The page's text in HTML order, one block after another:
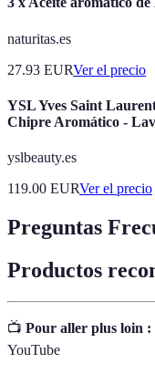
naturitas.es
27.93 EURVer el precio
YSL Yves Saint
Chipre Aromático -
yslbeauty.es
119.00 EURVer el precio
Preguntas
Productos
📺 Pour aller plus loin :
YouTube